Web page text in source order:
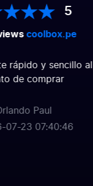
5
coolbox.pe
rápido y sencillo al
de comprar
Paul
07-23 07:40:46